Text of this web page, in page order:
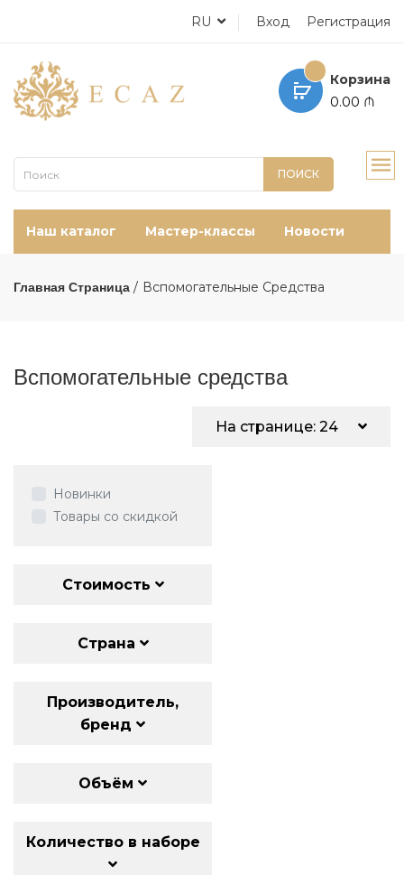
RU Вход Регистрация
Корзина
0.00 ₼
ПОИСК
Наш каталог Мастер-классы Новости
Главная Страница Вспомогательные Средства
Вспомогательные средства
На странице: 24
Новинки
Товары со скидкой
Стоимость
Страна
Производитель,
бренд
Объём